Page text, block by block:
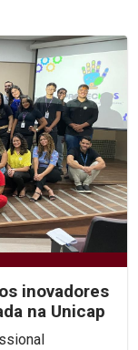
inovadores
na Unicap